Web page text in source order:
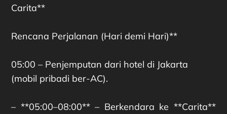
Carita**
Rencana Perjalanan (Hari demi Hari)**
05:00 – Penjemputan dari hotel di Jakarta
(mobil pribadi ber-AC).
– **05:00–08:00** – Berkendara ke **Carita**